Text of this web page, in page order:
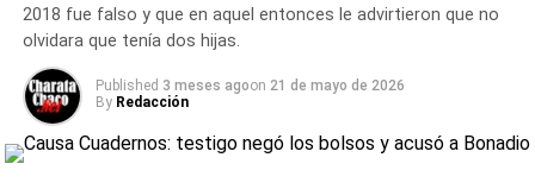
2018 fue falso y que en aquel entonces le advirtieron que no
olvidara que tenía dos hijas.
Published 3 meses agoon 21 de mayo de 2026
By Redacción